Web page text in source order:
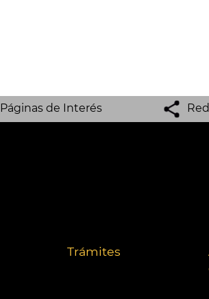
Páginas de Interés
Trámites